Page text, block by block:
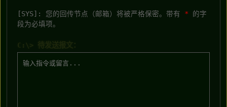
[SYS]: 您的回传节点（邮箱）将被严格保密。带有 * 的字
段为必填项。
C:\> 待发送报文：